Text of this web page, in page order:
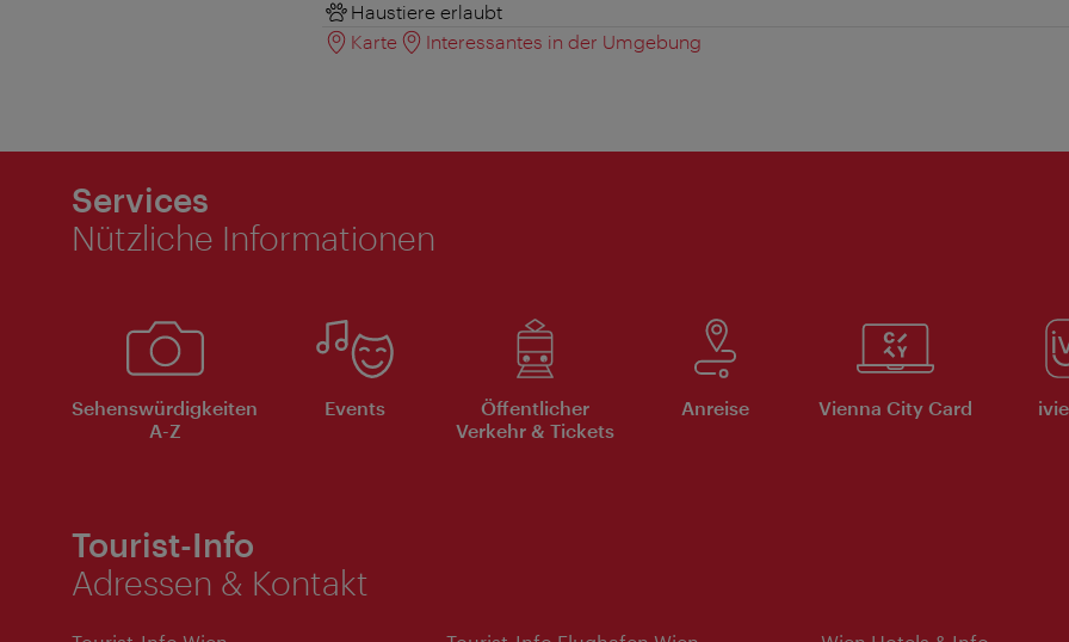
Haustiere erlaubt
Karte
Interessantes in der Umgebung
Services
Nützliche Informationen
Sehenswürdigkeiten
A-Z
Events
Öffentlicher
Verkehr & Tickets
Anreise Vienna City Card
Tourist-Info
Adressen & Kontakt